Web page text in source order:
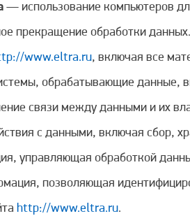
— использование компьютеров
прекращение обработки данных.
www.eltra.ru, включая все
обрабатывающие данные,
связи между данными и их
с данными, включая сбор,
управляющая обработкой
позволяющая
http://www.eltra.ru.